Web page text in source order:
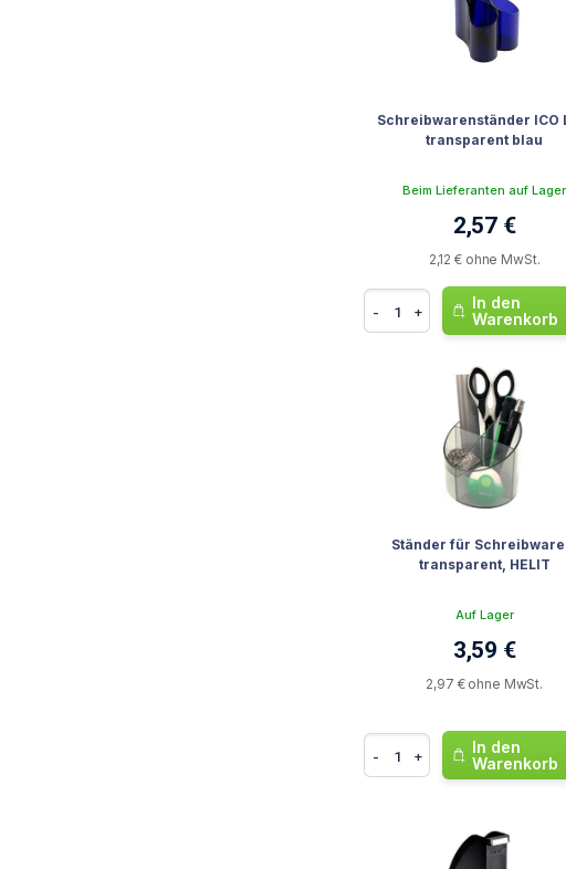
Schreibwarenständer ICO
transparent blau
Beim Lieferanten auf Lager
2,57 €
2,12 € ohne MwSt.
- +
In den
Warenkorb
Ständer für
transparent, HELIT
Auf Lager
3,59 €
2,97 € ohne MwSt.
- +
In den
Warenkorb